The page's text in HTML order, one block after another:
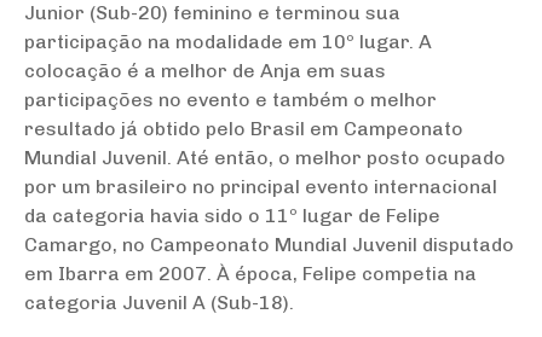
Junior (Sub-20) feminino e terminou sua
participação na modalidade em 10º lugar. A
colocação é a melhor de Anja em suas
participações no evento e também o melhor
resultado já obtido pelo Brasil em Campeonato
Mundial Juvenil. Até então, o melhor posto ocupado
por um brasileiro no principal evento internacional
da categoria havia sido o 11º lugar de Felipe
Camargo, no Campeonato Mundial Juvenil disputado
em Ibarra em 2007. À época, Felipe competia na
categoria Juvenil A (Sub-18).